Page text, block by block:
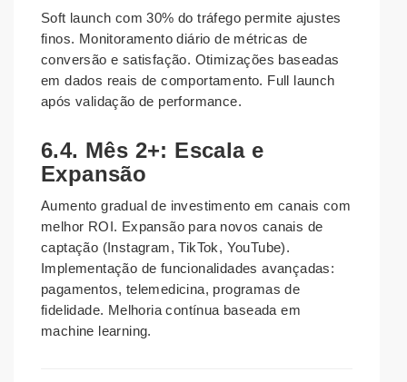
Soft launch com 30% do tráfego permite ajustes
finos. Monitoramento diário de métricas de
conversão e satisfação. Otimizações baseadas
em dados reais de comportamento. Full launch
após validação de performance.
6.4. Mês 2+: Escala e
Expansão
Aumento gradual de investimento em canais com
melhor ROI. Expansão para novos canais de
captação (Instagram, TikTok, YouTube).
Implementação de funcionalidades avançadas:
pagamentos, telemedicina, programas de
fidelidade. Melhoria contínua baseada em
machine learning.